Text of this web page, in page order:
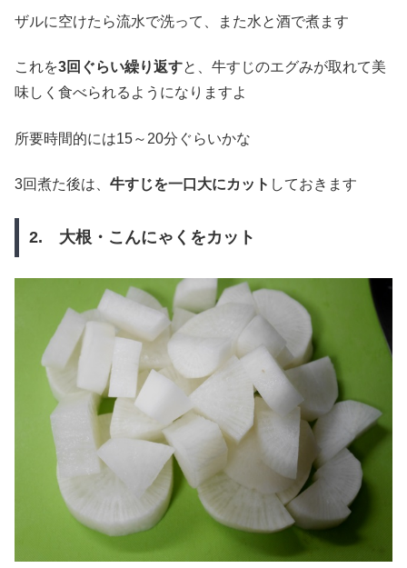
ザルに空けたら流水で洗って、また水と酒で煮ます
これを3回ぐらい繰り返すと、牛すじのエグみが取れて美
味しく食べられるようになりますよ
所要時間的には15～20分ぐらいかな
3回煮た後は、 牛すじを一口大にカット しておきます
2. 大根・こんにゃくをカット